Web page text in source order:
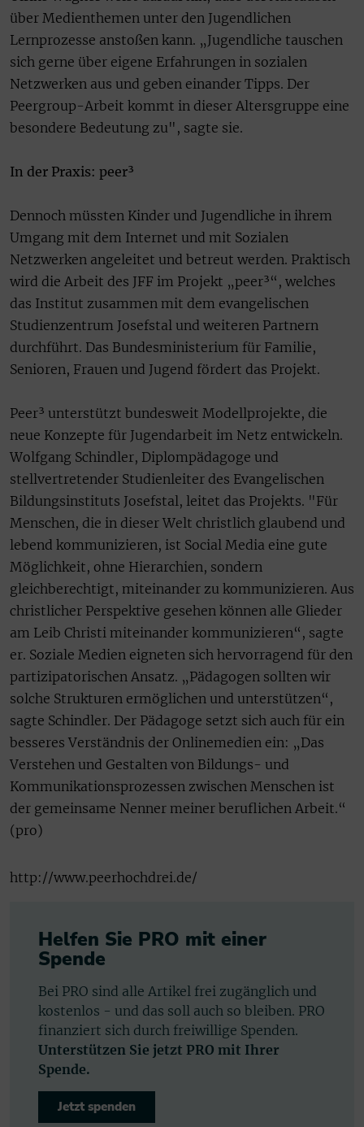
über Medienthemen unter den Jugendlichen
Lernprozesse anstoßen kann. „Jugendliche tauschen
sich gerne über eigene Erfahrungen in sozialen
Netzwerken aus und geben einander Tipps. Der
Peergroup-Arbeit kommt in dieser Altersgruppe eine
besondere Bedeutung zu", sagte sie.
In der Praxis: peer³
Dennoch müssten Kinder und Jugendliche in ihrem
Umgang mit dem Internet und mit Sozialen
Netzwerken angeleitet und betreut werden. Praktisch
wird die Arbeit des JFF im Projekt „peer³“, welches
das Institut zusammen mit dem evangelischen
Studienzentrum Josefstal und weiteren Partnern
durchführt. Das Bundesministerium für Familie,
Senioren, Frauen und Jugend fördert das Projekt.
Peer³ unterstützt bundesweit Modellprojekte, die
neue Konzepte für Jugendarbeit im Netz entwickeln.
Wolfgang Schindler, Diplompädagoge und
stellvertretender Studienleiter des Evangelischen
Bildungsinstituts Josefstal, leitet das Projekts. "Für
Menschen, die in dieser Welt christlich glaubend und
lebend kommunizieren, ist Social Media eine gute
Möglichkeit, ohne Hierarchien, sondern
gleichberechtigt, miteinander zu kommunizieren. Aus
christlicher Perspektive gesehen können alle Glieder
am Leib Christi miteinander kommunizieren“, sagte
er. Soziale Medien eigneten sich hervorragend für den
partizipatorischen Ansatz. „Pädagogen sollten wir
solche Strukturen ermöglichen und unterstützen“,
sagte Schindler. Der Pädagoge setzt sich auch für ein
besseres Verständnis der Onlinemedien ein: „Das
Verstehen und Gestalten von Bildungs- und
Kommunikationsprozessen zwischen Menschen ist
der gemeinsame Nenner meiner beruflichen Arbeit.“
(pro)
http://www.peerhochdrei.de/
Helfen Sie PRO mit einer
Spende
Bei PRO sind alle Artikel frei zugänglich und
kostenlos - und das soll auch so bleiben. PRO
finanziert sich durch freiwillige Spenden.
Unterstützen Sie jetzt PRO mit Ihrer
Spende.
Jetzt spenden